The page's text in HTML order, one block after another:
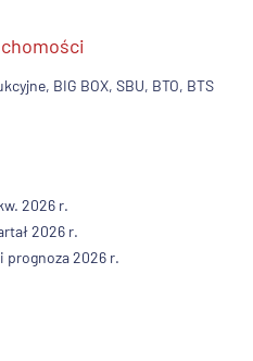
BIG BOX, SBU, BTO, BTS
2026 r.
2026 r.
prognoza 2026 r.